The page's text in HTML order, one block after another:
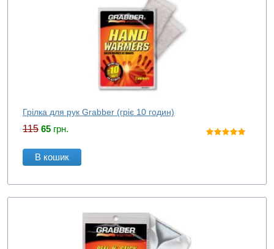
Грілка для рук Grabber (гріє 10 годин)
115 65 грн.
В кошик